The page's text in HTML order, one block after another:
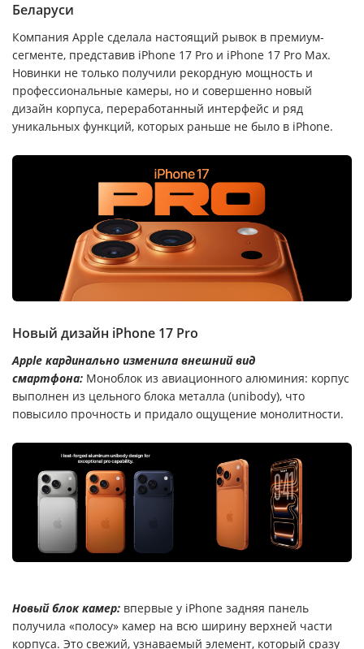
Беларуси
Компания Apple сделала настоящий рывок в премиум-
сегменте, представив iPhone 17 Pro и iPhone 17 Pro Max.
Новинки не только получили рекордную мощность и
профессиональные камеры, но и совершенно новый
дизайн корпуса, переработанный интерфейс и ряд
уникальных функций, которых раньше не было в iPhone.
Новый дизайн iPhone 17 Pro
Apple кардинально изменила внешний вид
смартфона: Моноблок из авиационного алюминия: корпус
выполнен из цельного блока металла (unibody), что
повысило прочность и придало ощущение монолитности.
Новый блок камер: впервые у iPhone задняя панель
получила «полосу» камер на всю ширину верхней части
корпуса. Это свежий, узнаваемый элемент, который сразу